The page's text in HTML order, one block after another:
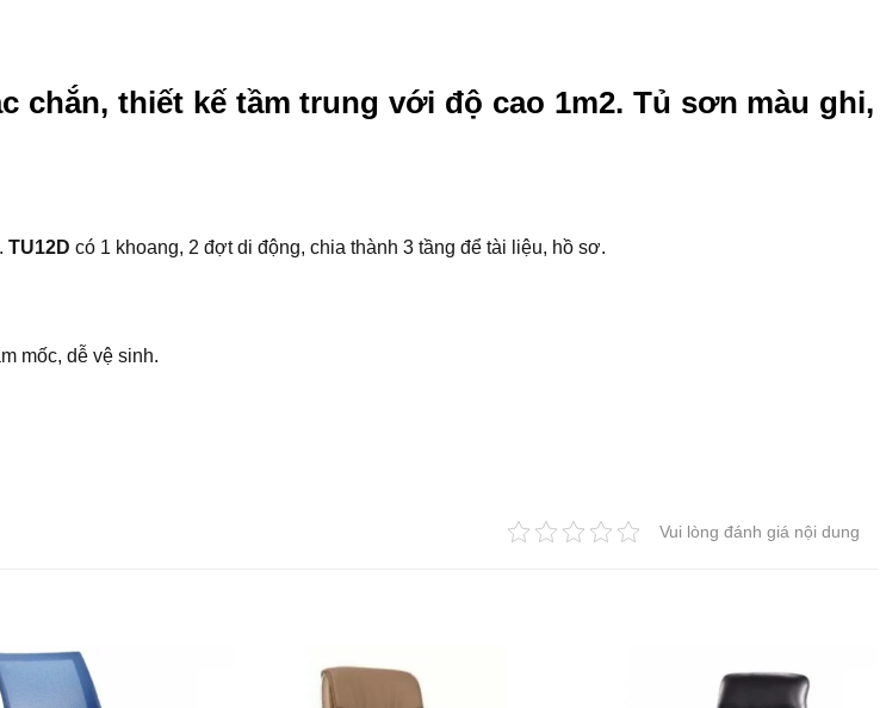
chắn, thiết kế tầm trung với độ cao 1m2. Tủ sơn màu ghi,
TU12D có 1 khoang, 2 đợt di động, chia thành 3 tầng để tài liệu, hồ sơ.
mốc, dễ vệ sinh.
Vui lòng đánh giá nội dung